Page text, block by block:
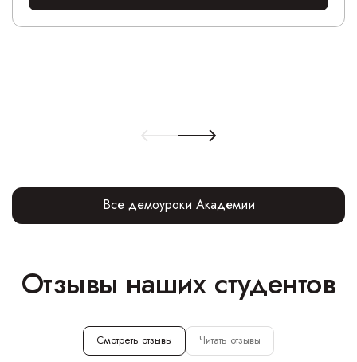
Все демоуроки Академии
Отзывы наших студентов
Смотреть отзывы Читать отзывы